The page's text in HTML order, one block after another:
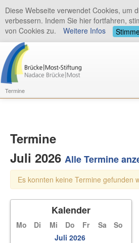
Termine
Termine
Juli 2026 Alle Termine
Es konnten keine Termine gefunden
Kalender
Mo Di Mi Do Fr Sa
So
Juli 2026
Diese Webseite verwendet Cookies, um
verbessern. Indem Sie hier fortfahren,
von Cookies zu.
Weitere Infos